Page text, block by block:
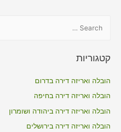
r
o
r
קטגוריות
הובלה ואריזה דירה בדרום
הובלה ואריזה דירה בחיפה
הובלה ואריזה דירה ביהודה ושומרון
הובלה ואריזה דירה בירושלים